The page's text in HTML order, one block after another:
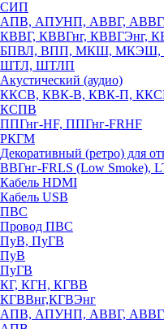
СИП
АПВ, АПУНП, АВВГ,
КВВГ, КВВГнг, КВВГЭнг,
БПВЛ, ВПП, МКШ,
ШТЛ, ШТЛП
Акустический (аудио)
ККСВ, КВК-В, КВК-П,
КСПВ
ППГнг-HF, ППГнг-FRHF
РКГМ
Декоративный (ретро) для
ВВГнг-FRLS (Low Smoke),
Кабель HDMI
Кабель USB
ПВС
Провод ПВС
ПуВ, ПуГВ
ПуВ
ПуГВ
КГ, КГН, КГВВ
КГВВнг,КГВЭнг
АПВ, АПУНП, АВВГ,